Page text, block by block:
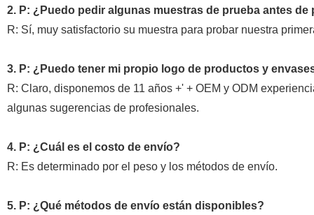
2. P: ¿Puedo pedir algunas muestras de prueba antes
R: Sí, muy satisfactorio su muestra para probar nuestra
3. P: ¿Puedo tener mi propio logo de productos y
R: Claro, disponemos de 11 años +' + OEM y ODM
algunas sugerencias de profesionales.
4. P: ¿Cuál es el costo de envío?
R: Es determinado por el peso y los métodos de envío.
5. P: ¿Qué métodos de envío están disponibles?